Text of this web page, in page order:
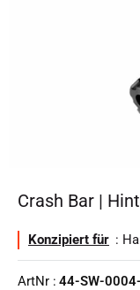
Crash Bar |
Konzipiert für :
ArtNr : 44-SW-